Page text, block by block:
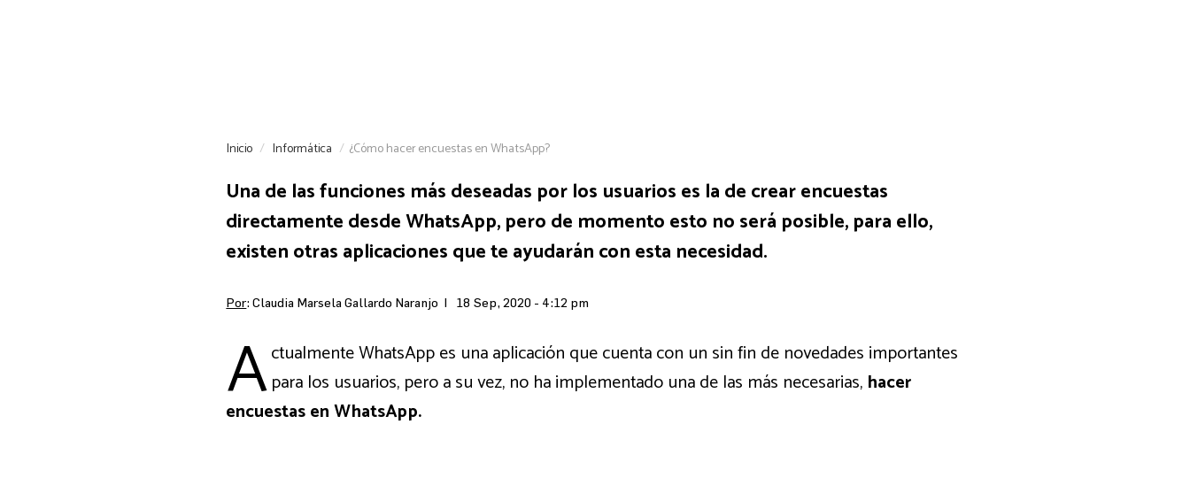
Inicio Informática ¿Cómo hacer encuestas en WhatsApp?
Una de las funciones más deseadas por los usuarios es la de crear encuestas
directamente desde WhatsApp, pero de momento esto no será posible, para ello,
existen otras aplicaciones que te ayudarán con esta necesidad.
Por: Claudia Marsela Gallardo Naranjo | 18 Sep, 2020 - 4:12 pm
Actualmente WhatsApp es una aplicación que cuenta con un sin fin de novedades importantes
para los usuarios, pero a su vez, no ha implementado una de las más necesarias, hacer
encuestas en WhatsApp.